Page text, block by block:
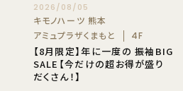
2026/08/05
キモノハーツ 熊本
アミュプラザくまもと
4F
【8月限定】年に一度の 振袖BIG
SALE【今だけの超お得が盛り
だくさん！】